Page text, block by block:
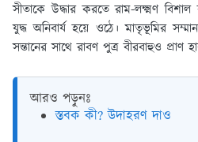
সীতাকে উদ্ধার করতে রাম-লক্ষ্মণ বিশাল
যুদ্ধ অনিবার্য হয়ে ওঠে। মাতৃভূমির
সন্তানের সাথে রাবণ পুত্র বীরবাহুও প্রাণ
আরও পড়ুনঃ
স্তবক কী? উদাহরণ দাও